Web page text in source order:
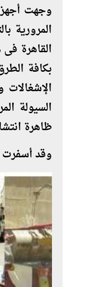
وجهت
المرورية
القاهرة
بكافة
السيولة
ظاهرة
وقد أسفرت